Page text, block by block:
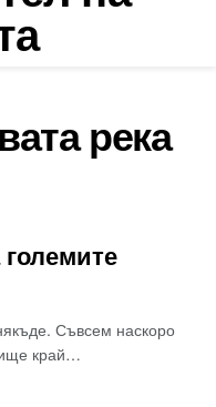
река
Съвсем наскоро
край…